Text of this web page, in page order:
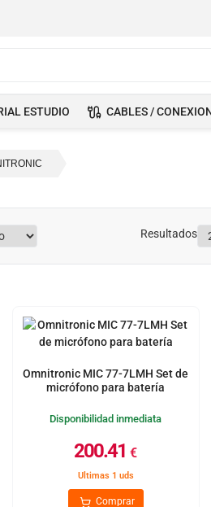
ESTUDIO CABLES /
Resultados
Omnitronic MIC 77-7LMH Set de
micrófono para batería
Disponibilidad inmediata
200.41 €
Ultimas 1 uds
Comprar